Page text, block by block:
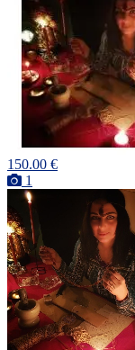
150.00 €
1